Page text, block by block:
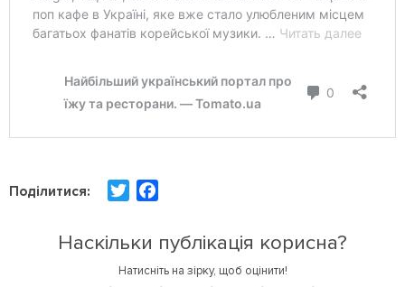
Поділитися:
t
t
e
b
Наскільки публікація корисна?
Натисніть на зірку, щоб оцінити!